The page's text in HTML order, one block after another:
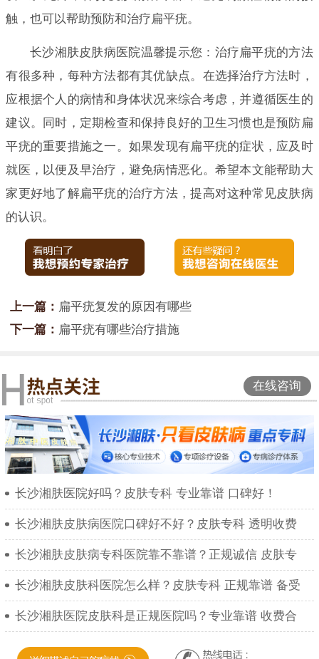
触，也可以帮助预防和治疗扁平疣。
长沙湘肤皮肤病医院温馨提示您：治疗扁平疣的方法
有很多种，每种方法都有其优缺点。在选择治疗方法时，
应根据个人的病情和身体状况来综合考虑，并遵循医生的
建议。同时，定期检查和保持良好的卫生习惯也是预防扁
平疣的重要措施之一。如果发现有扁平疣的症状，应及时
就医，以便及早治疗，避免病情恶化。希望本文能帮助大
家更好地了解扁平疣的治疗方法，提高对这种常见皮肤病
的认识。
上一篇： 扁平疣复发的原因有哪些
下一篇： 扁平疣有哪些治疗措施
在线咨询
长沙湘肤医院好吗？皮肤专科 专业靠谱 口碑好！
长沙湘肤皮肤病医院口碑好不好？皮肤专科 透明收费
长沙湘肤皮肤病专科医院靠不靠谱？正规诚信 皮肤专
长沙湘肤皮肤科医院怎么样？皮肤专科 正规靠谱 备受
长沙湘肤医院皮肤科是正规医院吗？专业靠谱 收费合